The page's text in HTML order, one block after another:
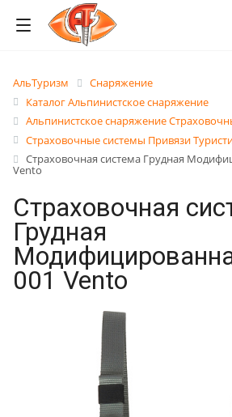
АльТуризм
Снаряжение
Каталог Альпинистское снаряжение
Альпинистское снаряжение
Страховочные системы Привязи
Страховочная система Грудная
Vento
Страховочная
Грудная
001 Vento